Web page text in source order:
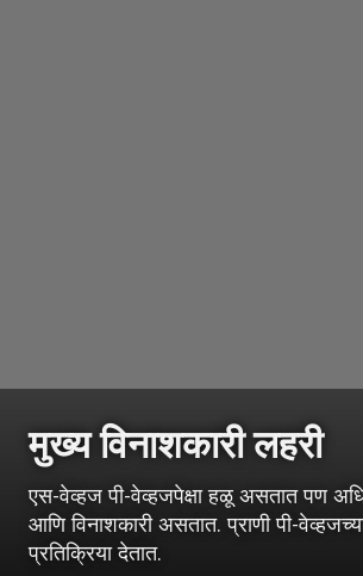
मुख्य विनाशकारी लहरी
एस-वेव्हज पी-वेव्हजपेक्षा हळू असतात पण
आणि विनाशकारी असतात. प्राणी पी-
प्रतिक्रिया देतात.